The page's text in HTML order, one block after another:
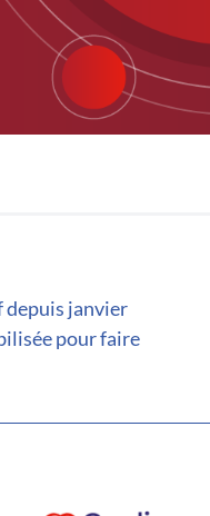
depuis janvier
pour faire